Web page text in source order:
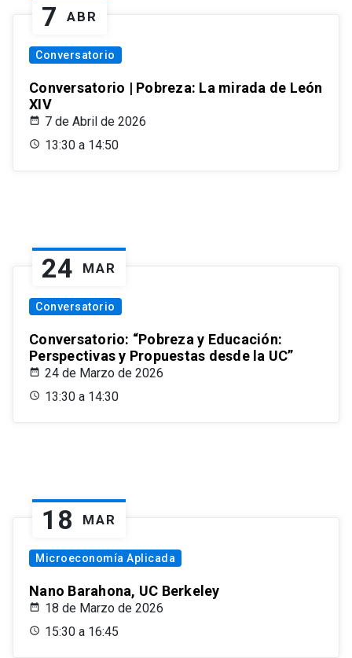
7 ABR
Conversatorio
Conversatorio | Pobreza: La mirada de León
XIV
7 de Abril de 2026
13:30 a 14:50
24 MAR
Conversatorio
Conversatorio: “Pobreza y Educación:
Perspectivas y Propuestas desde la UC”
24 de Marzo de 2026
13:30 a 14:30
18 MAR
Microeconomía Aplicada
Nano Barahona, UC Berkeley
18 de Marzo de 2026
15:30 a 16:45